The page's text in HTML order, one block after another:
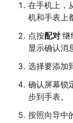
在手机上，
机和手表上
点按配对 继
显示确认消
选择要添加
确认屏幕锁
步到手表。
按照向导中